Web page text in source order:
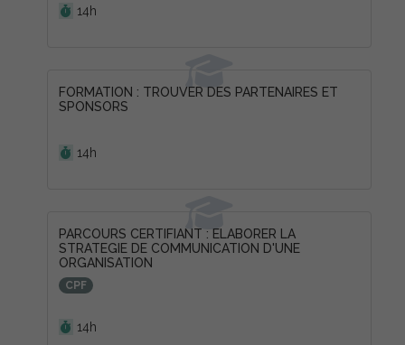
14h
FORMATION : TROUVER DES PARTENAIRES ET
SPONSORS
14h
PARCOURS CERTIFIANT : ELABORER LA
STRATEGIE DE COMMUNICATION D'UNE
ORGANISATION
CPF
14h